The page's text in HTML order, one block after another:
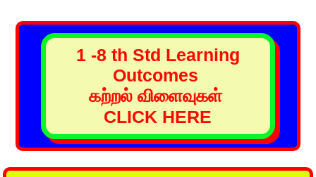
1 -8 th Std Learning
Outcomes
கற்றல் விளைவுகள்
CLICK HERE